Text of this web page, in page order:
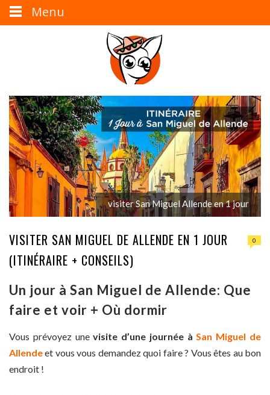
visiter San Miguel Allende en 1 jour
VISITER SAN MIGUEL DE ALLENDE EN 1 JOUR
(ITINÉRAIRE + CONSEILS)
0
Un jour à San Miguel de Allende: Que
faire et voir + Où dormir
Vous prévoyez unevisite d’une journée àSan Miguel de
Allendeet vous vous demandez quoi faire ? Vous êtes au bon
endroit !
Menu